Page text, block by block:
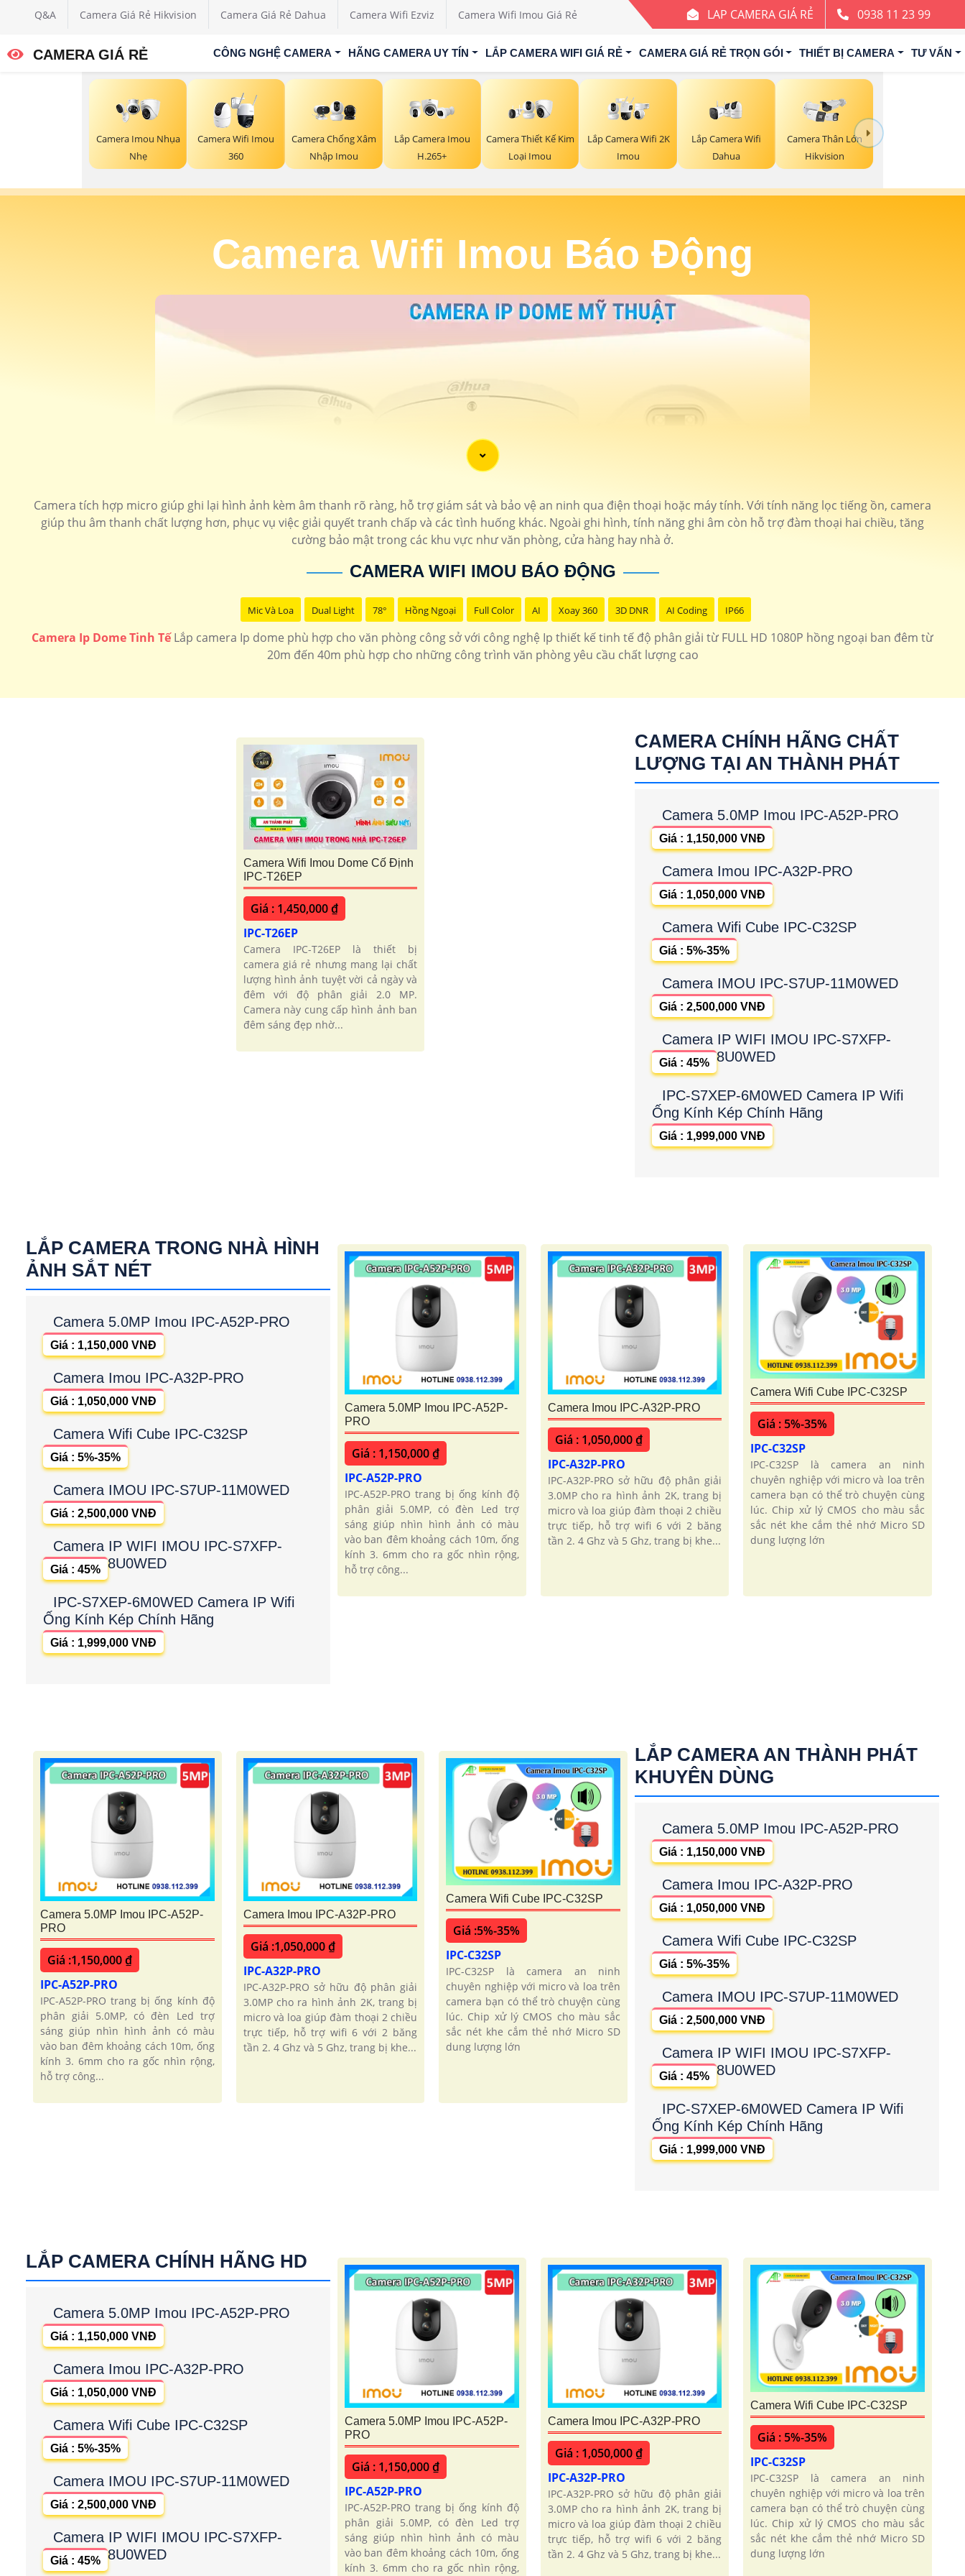
Q&A Camera Giá Rẻ Hikvision Camera Giá Rẻ Dahua Camera Wifi Ezviz Camera Wifi Imou Giá Rẻ LAP CAMERA GIÁ RẺ 0938 11 23 99
CAMERA GIÁ RẺ CÔNG NGHỆ CAMERA HÃNG CAMERA UY TÍN LẮP CAMERA WIFI GIÁ RẺ CAMERA GIÁ RẺ TRỌN GÓI THIẾT BỊ CAMERA TƯ VẤN
Camera Imou Nhụa
Nhẹ
Camera Wifi Imou
360
Camera Chống Xâm
Nhập Imou
Lắp Camera Imou
H.265+
Camera Thiết Kế Kim
Loại Imou
Lắp Camera Wifi 2K
Imou
Lắp Camera Wifi
Dahua
Camera Thân Lớn
Hikvision
Camera Wifi Imou Báo Động
Camera tích hợp micro giúp ghi lại hình ảnh kèm âm thanh rõ ràng, hỗ trợ giám sát và bảo vệ an ninh qua điện thoại hoặc máy tính. Với tính năng lọc tiếng ồn, camera
giúp thu âm thanh chất lượng hơn, phục vụ việc giải quyết tranh chấp và các tình huống khác. Ngoài ghi hình, tính năng ghi âm còn hỗ trợ đàm thoại hai chiều, tăng
cường bảo mật trong các khu vực như văn phòng, cửa hàng hay nhà ở.
CAMERA WIFI IMOU BÁO ĐỘNG
Mic Và Loa Dual Light 78° Hồng Ngoại Full Color AI Xoay 360 3D DNR AI Coding IP66
Camera Ip Dome Tinh TếLắp camera Ip dome phù hợp cho văn phòng công sở với công nghệ Ip thiết kế tinh tế độ phân giải từ FULL HD 1080P hồng ngoại ban đêm từ
20m đến 40m phù hợp cho những công trình văn phòng yêu cầu chất lượng cao
Camera Wifi Imou Dome Cố Định
IPC-T26EP
Giá : 1,450,000 ₫
IPC-T26EP
Camera IPC-T26EP là thiết bị
camera giá rẻ nhưng mang lại chất
lượng hình ảnh tuyệt vời cả ngày và
đêm với độ phân giải 2.0 MP.
Camera này cung cấp hình ảnh ban
đêm sáng đẹp nhờ...
CAMERA CHÍNH HÃNG CHẤT
LƯỢNG TẠI AN THÀNH PHÁT
Camera 5.0MP Imou IPC-A52P-PRO
Giá : 1,150,000 VNĐ
Camera Imou IPC-A32P-PRO
Giá : 1,050,000 VNĐ
Camera Wifi Cube IPC-C32SP
Giá : 5%-35%
Camera IMOU IPC-S7UP-11M0WED
Giá : 2,500,000 VNĐ
Camera IP WIFI IMOU IPC-S7XFP-
8U0WED
Giá : 45%
IPC-S7XEP-6M0WED Camera IP Wifi
Ống Kính Kép Chính Hãng
Giá : 1,999,000 VNĐ
LẮP CAMERA TRONG NHÀ HÌNH
ẢNH SẮT NÉT
Camera 5.0MP Imou IPC-A52P-PRO
Giá : 1,150,000 VNĐ
Camera Imou IPC-A32P-PRO
Giá : 1,050,000 VNĐ
Camera Wifi Cube IPC-C32SP
Giá : 5%-35%
Camera IMOU IPC-S7UP-11M0WED
Giá : 2,500,000 VNĐ
Camera IP WIFI IMOU IPC-S7XFP-
8U0WED
Giá : 45%
IPC-S7XEP-6M0WED Camera IP Wifi
Ống Kính Kép Chính Hãng
Giá : 1,999,000 VNĐ
Camera 5.0MP Imou IPC-A52P-
PRO
Giá : 1,150,000 ₫
IPC-A52P-PRO
IPC-A52P-PRO trang bị ống kính độ
phân giải 5.0MP, có đèn Led trợ
sáng giúp nhìn hình ảnh có màu
vào ban đêm khoảng cách 10m, ống
kính 3. 6mm cho ra gốc nhìn rộng,
hỗ trợ công...
Camera Imou IPC-A32P-PRO
Giá : 1,050,000 ₫
IPC-A32P-PRO
IPC-A32P-PRO sở hữu độ phân giải
3.0MP cho ra hình ảnh 2K, trang bị
micro và loa giúp đàm thoại 2 chiều
trực tiếp, hỗ trợ wifi 6 với 2 băng
tần 2. 4 Ghz và 5 Ghz, trang bị khe...
Camera Wifi Cube IPC-C32SP
Giá : 5%-35%
IPC-C32SP
IPC-C32SP là camera an ninh
chuyên nghiệp với micro và loa trên
camera bạn có thể trò chuyện cùng
lúc. Chip xử lý CMOS cho màu sắc
sắc nét khe cắm thẻ nhớ Micro SD
dung lượng lớn
Camera 5.0MP Imou IPC-A52P-
PRO
Giá :1,150,000 ₫
IPC-A52P-PRO
IPC-A52P-PRO trang bị ống kính độ
phân giải 5.0MP, có đèn Led trợ
sáng giúp nhìn hình ảnh có màu
vào ban đêm khoảng cách 10m, ống
kính 3. 6mm cho ra gốc nhìn rộng,
hỗ trợ công...
Camera Imou IPC-A32P-PRO
Giá :1,050,000 ₫
IPC-A32P-PRO
IPC-A32P-PRO sở hữu độ phân giải
3.0MP cho ra hình ảnh 2K, trang bị
micro và loa giúp đàm thoại 2 chiều
trực tiếp, hỗ trợ wifi 6 với 2 băng
tần 2. 4 Ghz và 5 Ghz, trang bị khe...
Camera Wifi Cube IPC-C32SP
Giá :5%-35%
IPC-C32SP
IPC-C32SP là camera an ninh
chuyên nghiệp với micro và loa trên
camera bạn có thể trò chuyện cùng
lúc. Chip xử lý CMOS cho màu sắc
sắc nét khe cắm thẻ nhớ Micro SD
dung lượng lớn
LẮP CAMERA AN THÀNH PHÁT
KHUYÊN DÙNG
Camera 5.0MP Imou IPC-A52P-PRO
Giá : 1,150,000 VNĐ
Camera Imou IPC-A32P-PRO
Giá : 1,050,000 VNĐ
Camera Wifi Cube IPC-C32SP
Giá : 5%-35%
Camera IMOU IPC-S7UP-11M0WED
Giá : 2,500,000 VNĐ
Camera IP WIFI IMOU IPC-S7XFP-
8U0WED
Giá : 45%
IPC-S7XEP-6M0WED Camera IP Wifi
Ống Kính Kép Chính Hãng
Giá : 1,999,000 VNĐ
LẮP CAMERA CHÍNH HÃNG HD
Camera 5.0MP Imou IPC-A52P-PRO
Giá : 1,150,000 VNĐ
Camera Imou IPC-A32P-PRO
Giá : 1,050,000 VNĐ
Camera Wifi Cube IPC-C32SP
Giá : 5%-35%
Camera IMOU IPC-S7UP-11M0WED
Giá : 2,500,000 VNĐ
Camera IP WIFI IMOU IPC-S7XFP-
8U0WED
Giá : 45%
Camera 5.0MP Imou IPC-A52P-
PRO
Giá : 1,150,000 ₫
IPC-A52P-PRO
IPC-A52P-PRO trang bị ống kính độ
phân giải 5.0MP, có đèn Led trợ
sáng giúp nhìn hình ảnh có màu
vào ban đêm khoảng cách 10m, ống
kính 3. 6mm cho ra gốc nhìn rộng,
Camera Imou IPC-A32P-PRO
Giá : 1,050,000 ₫
IPC-A32P-PRO
IPC-A32P-PRO sở hữu độ phân giải
3.0MP cho ra hình ảnh 2K, trang bị
micro và loa giúp đàm thoại 2 chiều
trực tiếp, hỗ trợ wifi 6 với 2 băng
tần 2. 4 Ghz và 5 Ghz, trang bị khe...
Camera Wifi Cube IPC-C32SP
Giá : 5%-35%
IPC-C32SP
IPC-C32SP là camera an ninh
chuyên nghiệp với micro và loa trên
camera bạn có thể trò chuyện cùng
lúc. Chip xử lý CMOS cho màu sắc
sắc nét khe cắm thẻ nhớ Micro SD
dung lượng lớn